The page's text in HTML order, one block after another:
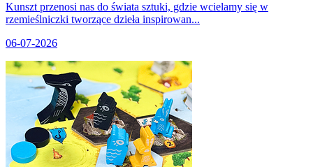
Kunszt przenosi nas do świata sztuki, gdzie wcielamy się w
rzemieślniczki tworzące dzieła inspirowan...
06-07-2026